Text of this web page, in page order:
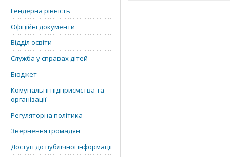
Гендерна рівність
Офіційні документи
Відділ освіти
Служба у справах дітей
Бюджет
Комунальні підприємства та
організації
Регуляторна політика
Звернення громадян
Доступ до публічної інформації